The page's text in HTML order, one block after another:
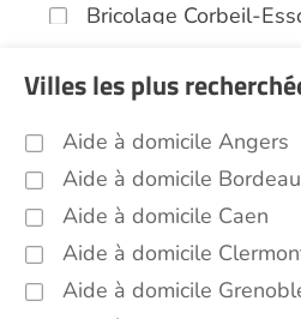
Bricolage Corbeil-
Jardinage Corbeil-
Aide aux courses
(91100)
Entretien du cadre de
repassage, gestion
Essonnes (91100)
Sorties (promenades,
médicaux...) Corbeil-
Villes les plus
Aide à domicile Angers
Aide à domicile
Aide à domicile Caen
Aide à domicile
Aide à domicile